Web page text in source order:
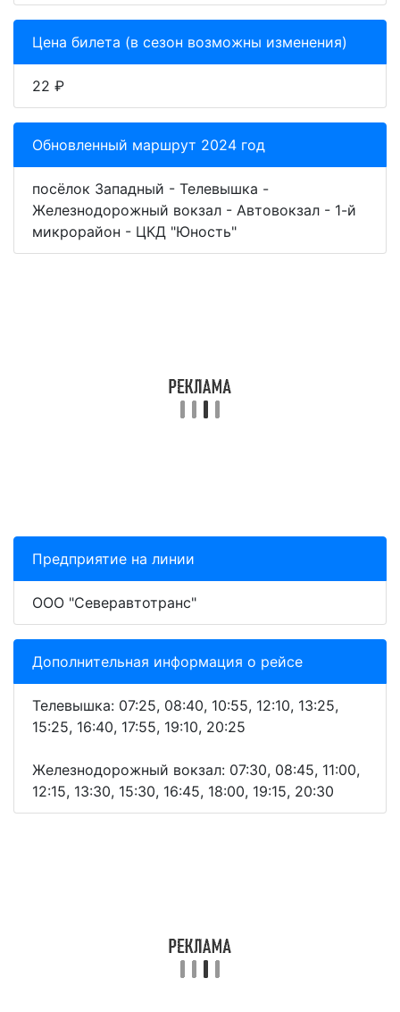
Цена билета (в сезон возможны изменения)
22 ₽
Обновленный маршрут 2024 год
посёлок Западный - Телевышка -
Железнодорожный вокзал - Автовокзал - 1-й
микрорайон - ЦКД "Юность"
Предприятие на линии
ООО "Северавтотранс"
Дополнительная информация о рейсе
Телевышка: 07:25, 08:40, 10:55, 12:10, 13:25,
15:25, 16:40, 17:55, 19:10, 20:25
Железнодорожный вокзал: 07:30, 08:45, 11:00,
12:15, 13:30, 15:30, 16:45, 18:00, 19:15, 20:30